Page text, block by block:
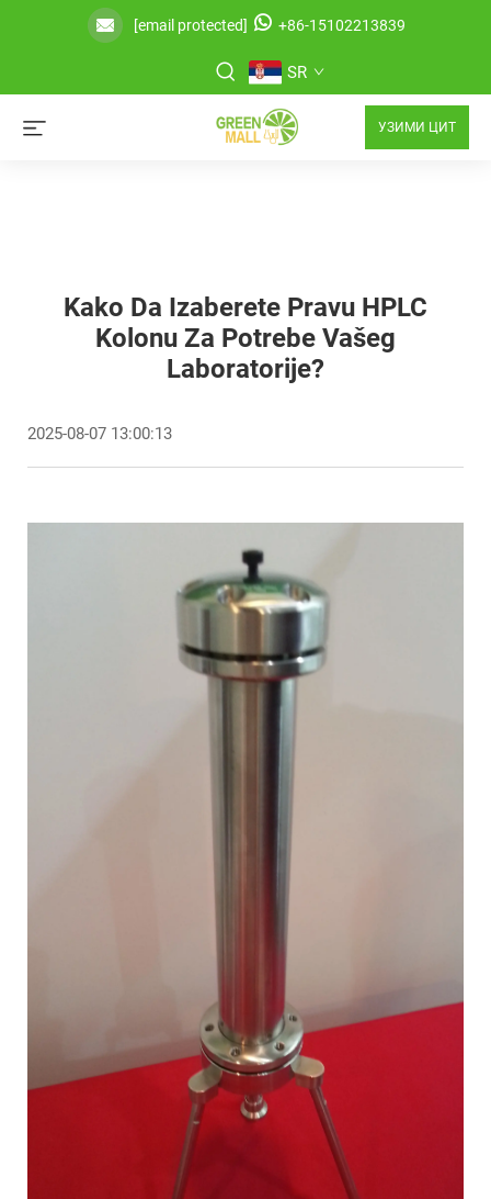
[email protected] +86-15102213839
SR
УЗИМИ ЦИТ
Kako Da Izaberete Pravu HPLC
Kolonu Za Potrebe Vašeg
Laboratorije?
2025-08-07 13:00:13